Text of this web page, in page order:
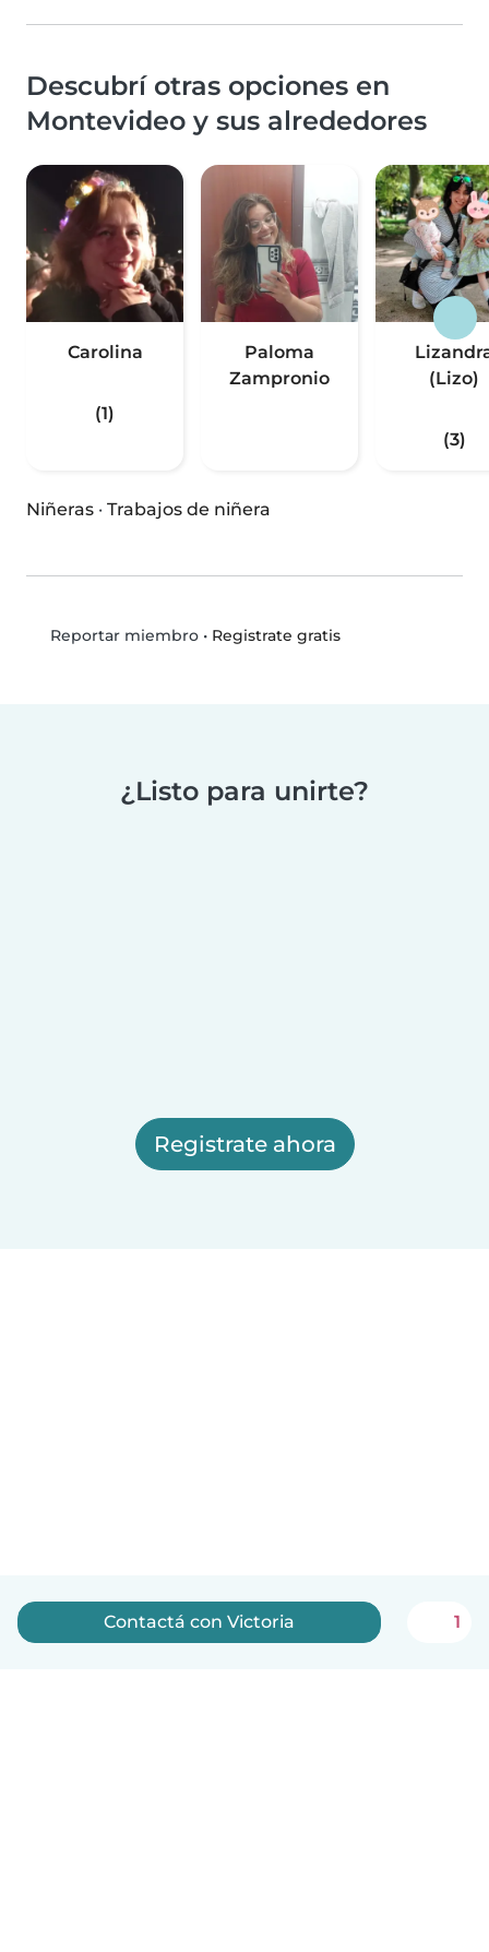
Descubrí otras opciones en
Montevideo y sus alrededores
Carolina
(1)
Paloma
Zampronio
(Lizo)
(3)
Niñeras · Trabajos de niñera
Reportar miembro• Registrate gratis
¿Listo para unirte?
Registrate ahora
Contactá con Victoria 1